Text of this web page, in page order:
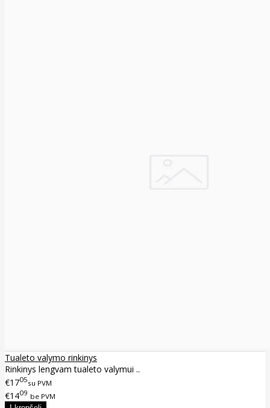
Tualeto valymo rinkinys
Rinkinys lengvam tualeto valymui ..
€1705su PVM
€1409 be PVM